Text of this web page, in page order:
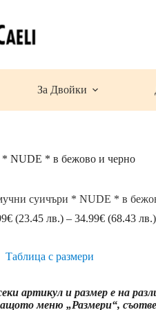
За Двойки
NUDE * в бежово и черно
суичъри * NUDE * в
€(23.45 лв.) – 34.99€(68.43 лв.)
Таблица с размери
артикул и размер е на
меню „Размери“,